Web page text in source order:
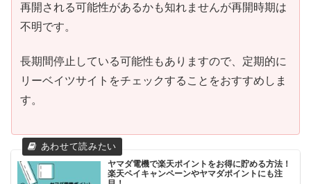
再開される可能性があるかも知れませんが再開時期は
不明です。
長期間停止している可能性もありますので、定期的に
リーベイツサイトをチェックすることをおすすめしま
す。
ヤマダ電機で楽天ポイントをお得に貯める方法！
楽天ペイキャンペーンやヤマダポイントにも注